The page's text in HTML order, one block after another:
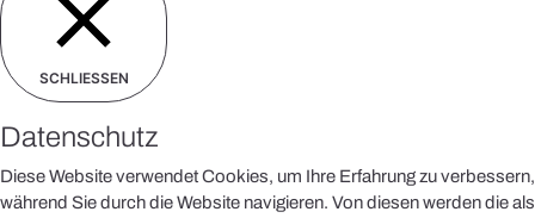
SCHLIESSEN
Datenschutz
Diese Website verwendet Cookies, um Ihre Erfahrung zu verbessern,
während Sie durch die Website navigieren. Von diesen werden die als